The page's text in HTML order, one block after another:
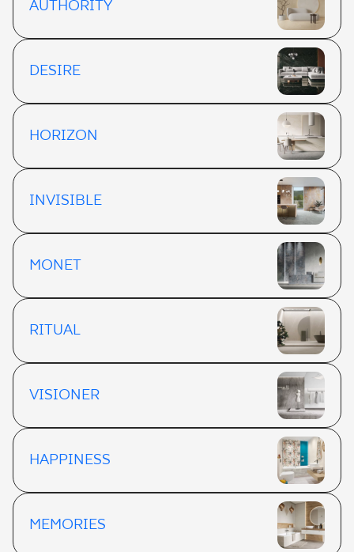
AUTHORITY
DESIRE
HORIZON
INVISIBLE
MONET
RITUAL
VISIONER
HAPPINESS
MEMORIES